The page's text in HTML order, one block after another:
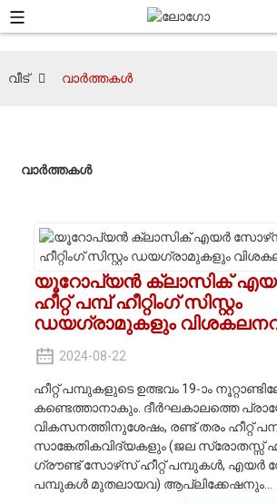
വീട് വാർത്തകൾ
വാർത്തകൾ
യൂറോപ്യൻ ക്ലാസിക്
ഹീറ്റ് പമ്പ് ഹീറ്റിംഗ് സിസ്റ്റം
ഡയഗ്രാമുകളും
2024-08-22
ഹീറ്റ് പമ്പുകളുടെ ഉത്ഭവം 19-ാം
കണ്ടെത്താനാകും. ദീർഘകാലത്തെ
വികസനത്തിനുശേഷം, രണ്ട് തരം ഹീറ്റ്
സാങ്കേതികവിദ്യകളും (ജല സ്രോതസ്സ്
ഗ്രൗണ്ട് സോഴ്‌സ് ഹീറ്റ് പമ്പുകൾ, എയർ
പമ്പുകൾ മുതലായവ) ആപ്ലിക്കേഷനും...